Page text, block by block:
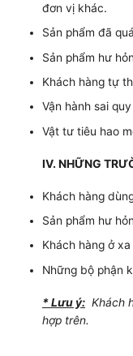
đơn vị khác.
Sản phẩm đã
Sản phẩm hư
Khách hàng tự
Vận hành sai
Vật tư tiêu hao
IV. NHỮNG
Khách hàng
Sản phẩm hư
Khách hàng ở
Những bộ phận
* Lưu ý: Khách
hợp trên.